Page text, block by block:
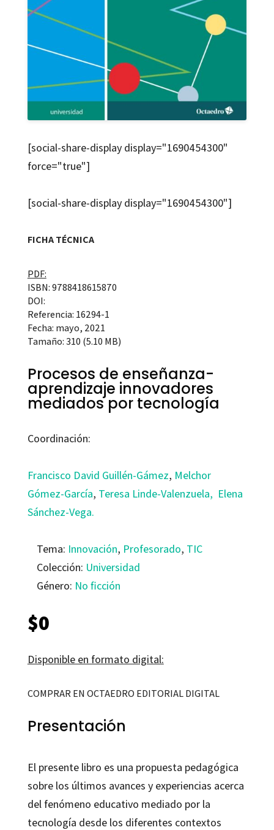
[social-share-display display="1690454300"
force="true"]
[social-share-display display="1690454300"]
FICHA TÉCNICA
PDF:
ISBN: 9788418615870
DOI:
Referencia: 16294-1
Fecha: mayo, 2021
Tamaño: 310 (5.10 MB)
Procesos de enseñanza-
aprendizaje innovadores
mediados por tecnología
Coordinación:
Francisco David Guillén-Gámez, Melchor
Gómez-García, Teresa Linde-Valenzuela, Elena
Sánchez-Vega.
Tema: Innovación, Profesorado, TIC
Colección: Universidad
Género: No ficción
$0
Disponible en formato digital:
COMPRAR EN OCTAEDRO EDITORIAL DIGITAL
Presentación
El presente libro es una propuesta pedagógica
sobre los últimos avances y experiencias acerca
del fenómeno educativo mediado por la
tecnología desde los diferentes contextos